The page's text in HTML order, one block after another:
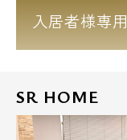
入居者様専用
SR HOME